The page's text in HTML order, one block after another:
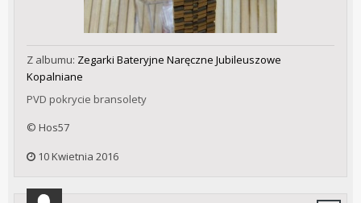
Z albumu: Zegarki Bateryjne Naręczne Jubileuszowe
Kopalniane
PVD pokrycie bransolety
© Hos57
10 Kwietnia 2016